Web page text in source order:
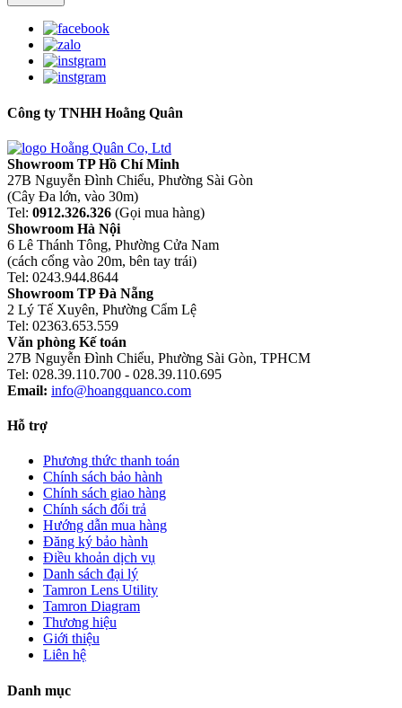
Công ty TNHH Hoằng Quân
Showroom TP Hồ Chí Minh
27B Nguyễn Đình Chiểu, Phường Sài Gòn
(Cây Đa lớn, vào 30m)
Tel: 0912.326.326 (Gọi mua hàng)
Showroom Hà Nội
6 Lê Thánh Tông, Phường Cửa Nam
(cách cổng vào 20m, bên tay trái)
Tel: 0243.944.8644
Showroom TP Đà Nẵng
2 Lý Tế Xuyên, Phường Cẩm Lệ
Tel: 02363.653.559
Văn phòng Kế toán
27B Nguyễn Đình Chiểu, Phường Sài Gòn, TPHCM
Tel: 028.39.110.700 - 028.39.110.695
Email: info@hoangquanco.com
Hỗ trợ
Phương thức thanh toán
Chính sách bảo hành
Chính sách giao hàng
Chính sách đổi trả
Hướng dẫn mua hàng
Đăng ký bảo hành
Điều khoản dịch vụ
Danh sách đại lý
Tamron Lens Utility
Tamron Diagram
Thương hiệu
Giới thiệu
Liên hệ
Danh mục